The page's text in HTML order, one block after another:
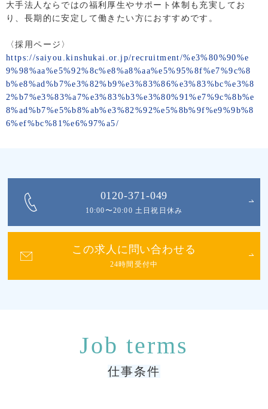
大手法人ならではの福利厚生やサポート体制も充実してお
り、長期的に安定して働きたい方におすすめです。
〈採用ページ〉
https://saiyou.kinshukai.or.jp/recruitment/%e3%80%90%e
9%98%aa%e5%92%8c%e8%a8%aa%e5%95%8f%e7%9c%8
b%e8%ad%b7%e3%82%b9%e3%83%86%e3%83%bc%e3%8
2%b7%e3%83%a7%e3%83%b3%e3%80%91%e7%9c%8b%e
8%ad%b7%e5%b8%ab%e3%82%92%e5%8b%9f%e9%9b%8
6%ef%bc%81%e6%97%a5/
0120-371-049
10:00〜20:00 土日祝日休み
この求人に問い合わせる
24時間受付中
仕事条件